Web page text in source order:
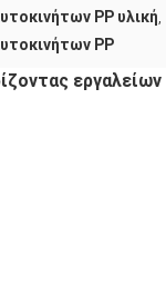
PP υλική,
PP